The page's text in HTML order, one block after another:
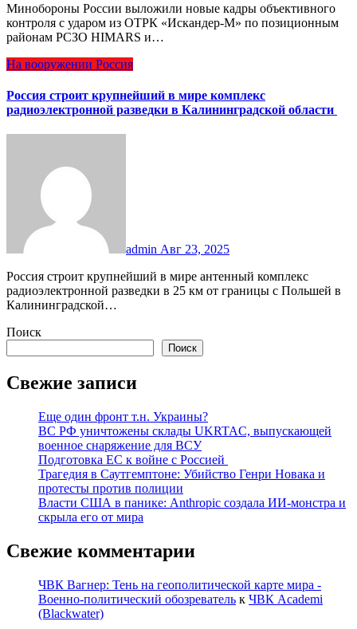
Минобороны России выложили новые кадры объективного
контроля с ударом из ОТРК «Искандер-М» по позиционным
районам РСЗО HIMARS и…
На вооружении Россия
Россия строит крупнейший в мире комплекс
радиоэлектронной разведки в Калининградской области
admin Авг 23, 2025
Россия строит крупнейший в мире антенный комплекс
радиоэлектронной разведки в 25 км от границы с Польшей в
Калининградской…
Поиск
Поиск
Свежие записи
Еще один фронт т.н. Украины?
ВС РФ уничтожены склады UKRTAC, выпускающей
военное снаряжение для ВСУ
Подготовка ЕС к войне с Россией
Трагедия в Саутгемптоне: Убийство Генри Новака и
протесты против полиции
Власти США в панике: Anthropic создала ИИ-монстра и
скрыла его от мира
Свежие комментарии
ЧВК Вагнер: Тень на геополитической карте мира -
Военно-политический обозреватель к ЧВК Academi
(Blackwater)